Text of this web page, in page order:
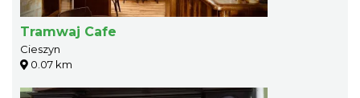
Tramwaj Cafe
Cieszyn
0.07 km